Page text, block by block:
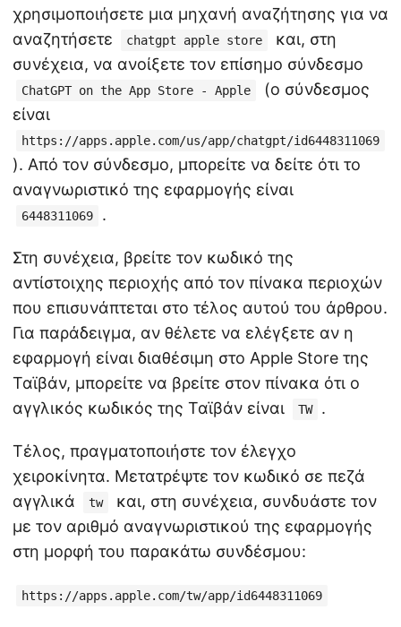
χρησιμοποιήσετε μια μηχανή αναζήτησης για να
αναζητήσετε
chatgpt apple store
και, στη
συνέχεια, να ανοίξετε τον επίσημο σύνδεσμο
ChatGPT on the App Store - Apple
(ο σύνδεσμος
είναι
https://apps.apple.com/us/app/chatgpt/id6448311069
). Από τον σύνδεσμο, μπορείτε να δείτε ότι το
αναγνωριστικό της εφαρμογής είναι
6448311069 .
Στη συνέχεια, βρείτε τον κωδικό της
αντίστοιχης περιοχής από τον πίνακα περιοχών
που επισυνάπτεται στο τέλος αυτού του άρθρου.
Για παράδειγμα, αν θέλετε να ελέγξετε αν η
εφαρμογή είναι διαθέσιμη στο Apple Store της
Ταϊβάν, μπορείτε να βρείτε στον πίνακα ότι ο
αγγλικός κωδικός της Ταϊβάν είναι
TW .
Τέλος, πραγματοποιήστε τον έλεγχο
χειροκίνητα. Μετατρέψτε τον κωδικό σε πεζά
αγγλικά
tw
και, στη συνέχεια, συνδυάστε τον
με τον αριθμό αναγνωριστικού της εφαρμογής
στη μορφή του παρακάτω συνδέσμου:
https://apps.apple.com/tw/app/id6448311069